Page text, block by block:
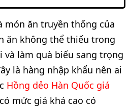
món ăn truyền thống của
ăn không thể thiếu trong
và làm quà biếu sang trọng
là hàng nhập khẩu nên ai
Hồng dẻo Hàn Quốc giá
mức giá khá cao có